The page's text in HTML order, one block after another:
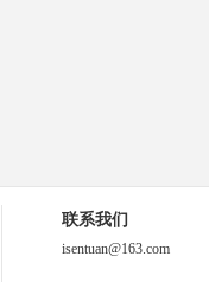
联系我们
isentuan@163.com